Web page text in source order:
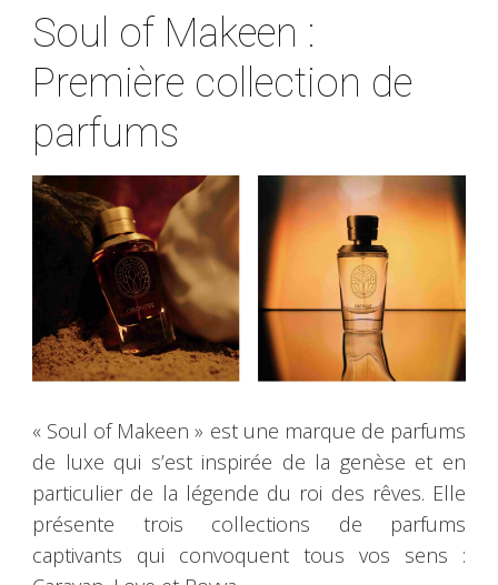
Soul of Makeen :
Première collection de
parfums
« Soul of Makeen » est une marque de parfums
de luxe qui s’est inspirée de la genèse et en
particulier de la légende du roi des rêves. Elle
présente trois collections de parfums
captivants qui convoquent tous vos sens :